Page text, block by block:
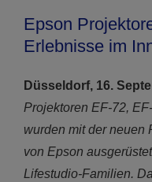
Epson
Erlebnisse im
Düsseldorf, 16.
Projektoren EF-72,
wurden mit der neuen
von Epson
Lifestudio-Familien.